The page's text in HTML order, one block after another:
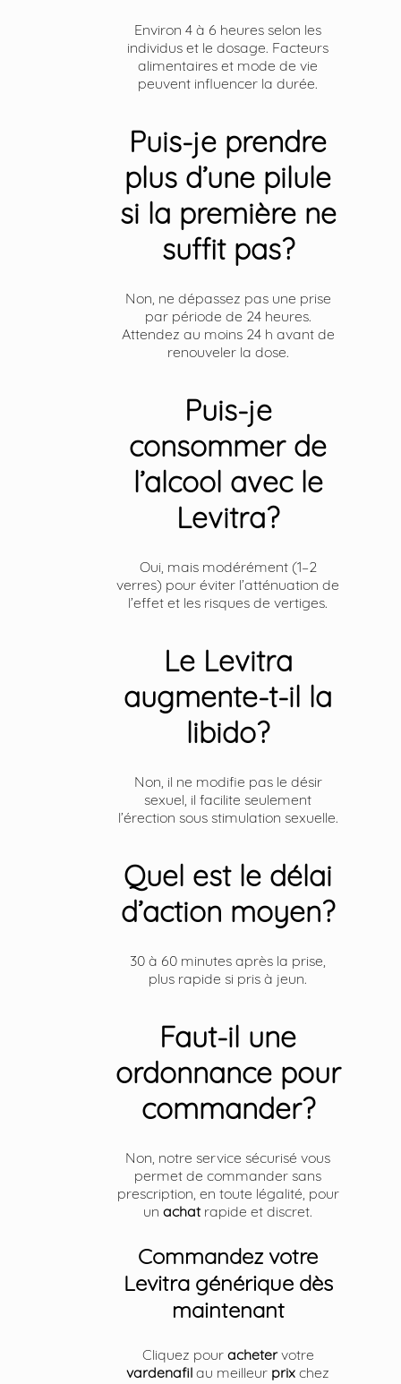
Environ 4 à 6 heures selon les
individus et le dosage. Facteurs
alimentaires et mode de vie
peuvent influencer la durée.
Puis-je prendre
plus d’une pilule
si la première ne
suffit pas?
Non, ne dépassez pas une prise
par période de 24 heures.
Attendez au moins 24 h avant de
renouveler la dose.
Puis-je
consommer de
l’alcool avec le
Levitra?
Oui, mais modérément (1–2
verres) pour éviter l’atténuation de
l’effet et les risques de vertiges.
Le Levitra
augmente-t-il la
libido?
Non, il ne modifie pas le désir
sexuel, il facilite seulement
l’érection sous stimulation sexuelle.
Quel est le délai
d’action moyen?
30 à 60 minutes après la prise,
plus rapide si pris à jeun.
Faut-il une
ordonnance pour
commander?
Non, notre service sécurisé vous
permet de commander sans
prescription, en toute légalité, pour
unachat rapide et discret.
Commandez votre
Levitra générique dès
maintenant
Cliquez pour achetervotre
vardenafil au meilleur prix chez